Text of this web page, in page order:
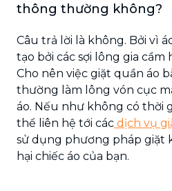
thông thường không?
Câu trả lời là không. Bởi vì
tạo bởi các sợi lông gia cầm
Cho nên việc giặt quần áo
thường làm lông vón cục
áo. Nếu như không có thời
thể liên hệ tới các dịch vụ
sử dụng phương pháp giặt
hại chiếc áo của bạn.